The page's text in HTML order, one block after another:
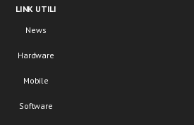
LINK UTILI
News
Hardware
Mobile
Software